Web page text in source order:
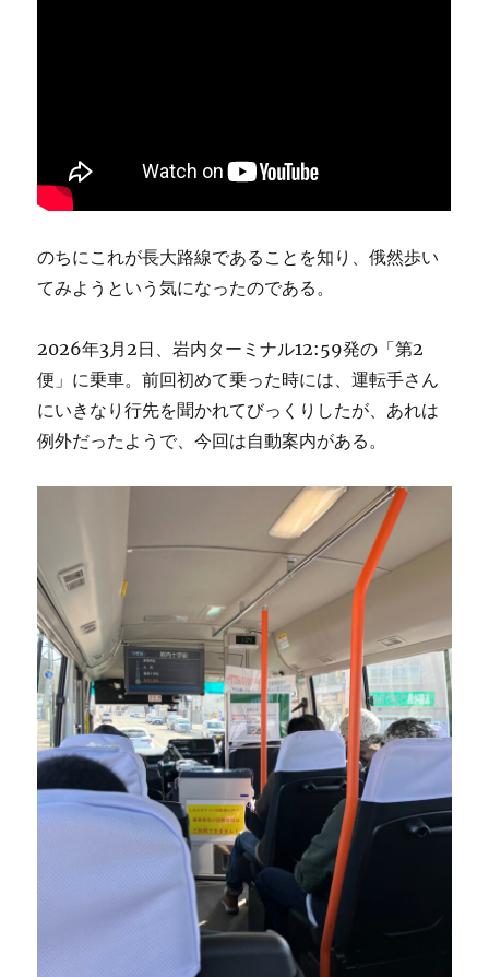
のちにこれが長大路線であることを知り、俄然歩い
てみようという気になったのである。
2026年3月2日、岩内ターミナル12:59発の「第2
便」に乗車。前回初めて乗った時には、運転手さん
にいきなり行先を聞かれてびっくりしたが、あれは
例外だったようで、今回は自動案内がある。